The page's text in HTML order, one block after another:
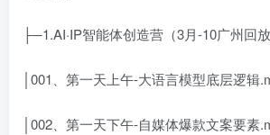
├─1.AI·IP智能体创造营 （3月-10广州回放
│001、第一天上午-大语言模型底层逻辑
│002、第一天下午-自媒体爆款文案要素